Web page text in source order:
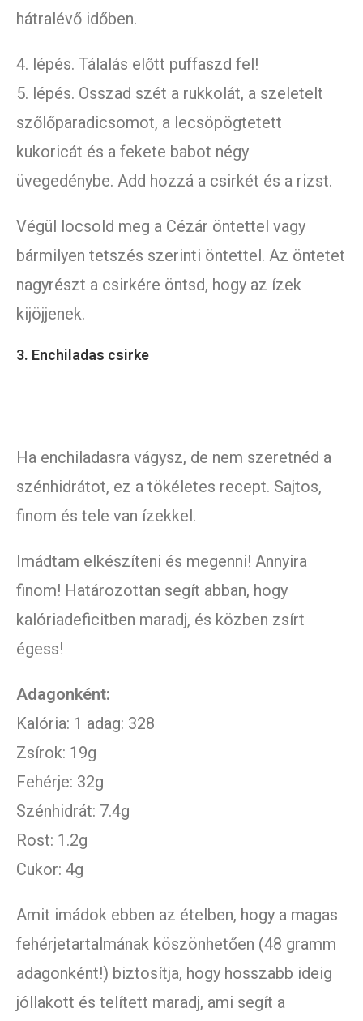
hátralévő időben.
4. lépés. Tálalás előtt puffaszd fel!
5. lépés. Osszad szét a rukkolát, a szeletelt
szőlőparadicsomot, a lecsöpögtetett
kukoricát és a fekete babot négy
üvegedénybe. Add hozzá a csirkét és a rizst.
Végül locsold meg a Cézár öntettel vagy
bármilyen tetszés szerinti öntettel. Az öntetet
nagyrészt a csirkére öntsd, hogy az ízek
kijöjjenek.
3. Enchiladas csirke
Ha enchiladasra vágysz, de nem szeretnéd a
szénhidrátot, ez a tökéletes recept. Sajtos,
finom és tele van ízekkel.
Imádtam elkészíteni és megenni! Annyira
finom! Határozottan segít abban, hogy
kalóriadeficitben maradj, és közben zsírt
égess!
Adagonként:
Kalória: 1 adag: 328
Zsírok: 19g
Fehérje: 32g
Szénhidrát: 7.4g
Rost: 1.2g
Cukor: 4g
Amit imádok ebben az ételben, hogy a magas
fehérjetartalmának köszönhetően (48 gramm
adagonként!) biztosítja, hogy hosszabb ideig
jóllakott és telített maradj, ami segít a